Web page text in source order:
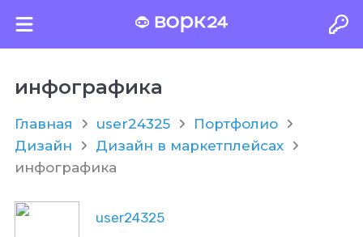
инфографика
Главная user24325
Портфолио
Дизайн
Дизайн в маркетплейсах
инфографика
user24325